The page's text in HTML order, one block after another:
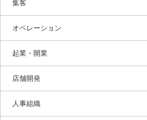
集客
オペレーション
起業・開業
店舗開発
人事組織